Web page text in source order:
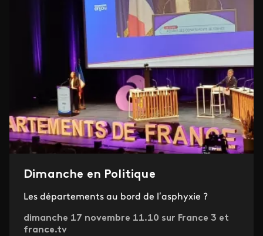
Dimanche en Politique
Les départements au bord de l’asphyxie ?
dimanche 17 novembre 11.10 sur France 3 et
france.tv